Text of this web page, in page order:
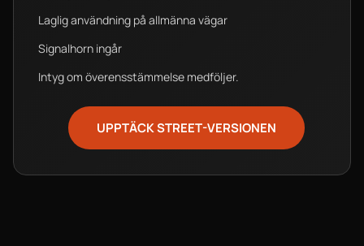
Laglig användning på allmänna vägar
Signalhorn ingår
Intyg om överensstämmelse medföljer.
UPPTÄCK STREET-VERSIONEN